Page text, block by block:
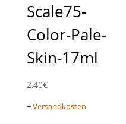
Scale75-
Color-Pale-
Skin-17ml
2,40€
+Versandkosten